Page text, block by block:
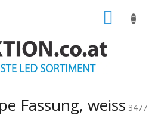
Fassung, weiss 3477